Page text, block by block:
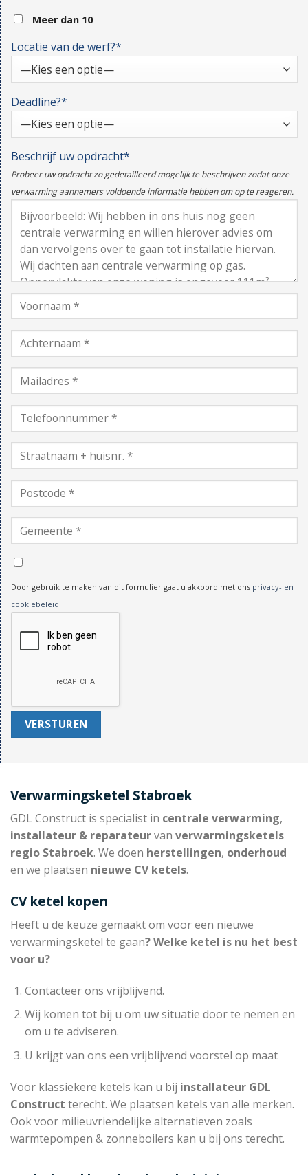
Meer dan 10
Locatie van de werf?*
Deadline?*
Beschrijf uw opdracht*
Probeer uw opdracht zo gedetailleerd mogelijk te beschrijven zodat onze
verwarming aannemers voldoende informatie hebben om op te reageren.
Door gebruik te maken van dit formulier gaat u akkoord met ons privacy- en
cookiebeleid.
Verwarmingsketel Stabroek
GDL Construct is specialist in centrale verwarming,
installateur & reparateurvan verwarmingsketels
regio Stabroek. We doen herstellingen, onderhoud
en we plaatsen nieuwe CV ketels.
CV ketel kopen
Heeft u de keuze gemaakt om voor een nieuwe
verwarmingsketel te gaan? Welke ketel is nu het best
voor u?
Contacteer ons vrijblijvend.
Wij komen tot bij u om uw situatie door te nemen en
om u te adviseren.
U krijgt van ons een vrijblijvend voorstel op maat
Voor klassiekere ketels kan u bij installateur GDL
Construct terecht. We plaatsen ketels van alle merken.
Ook voor milieuvriendelijke alternatieven zoals
warmtepompen & zonneboilers kan u bij ons terecht.